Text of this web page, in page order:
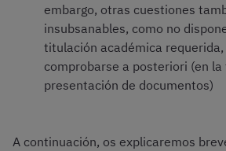
embargo, otras cuestiones
insubsanables, como no
titulación académica requerida,
comprobarse a posteriori (en la
presentación de documentos)
A continuación, os explicaremos